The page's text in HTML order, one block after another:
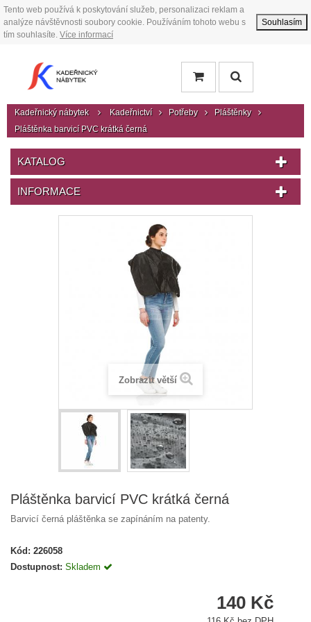
Tento web používá k poskytování služeb, personalizaci reklam a
analýze návštěvnosti soubory cookie. Používáním tohoto webu s
tím souhlasíte. Více informací
Souhlasím
Kadeřnický nábytek Kadeřnictví Potřeby
Pláštěnky
Pláštěnka barvicí PVC krátká černá
KATALOG
INFORMACE
Zobrazit větší
Pláštěnka barvicí PVC krátká černá
Barvicí černá pláštěnka se zapínáním na patenty.
Kód: 226058
Dostupnost: Skladem
140 Kč